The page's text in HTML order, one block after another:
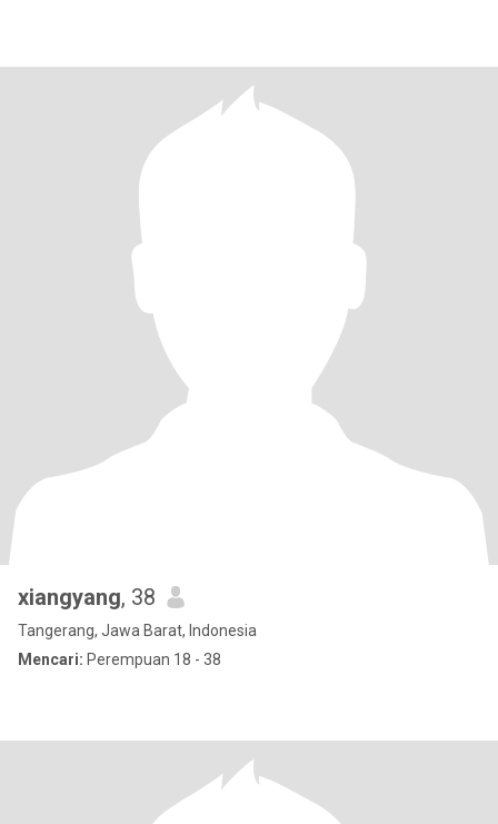
xiangyang, 38
Tangerang, Jawa Barat, Indonesia
Mencari: Perempuan 18 - 38